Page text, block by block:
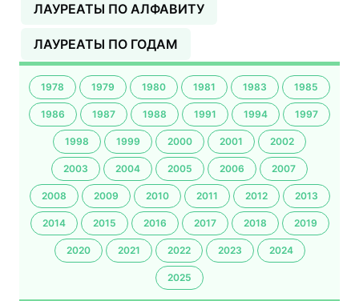
ЛАУРЕАТЫ ПО АЛФАВИТУ
ЛАУРЕАТЫ ПО ГОДАМ
1978 1979 1980 1981 1983 1985
1986 1987 1988 1991 1994 1997
1998 1999 2000 2001 2002
2003 2004 2005 2006 2007
2008 2009 2010 2011 2012 2013
2014 2015 2016 2017 2018 2019
2020 2021 2022 2023 2024
2025